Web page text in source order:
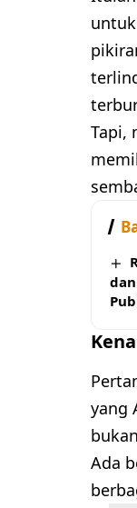
Tapi,
yang
Ada